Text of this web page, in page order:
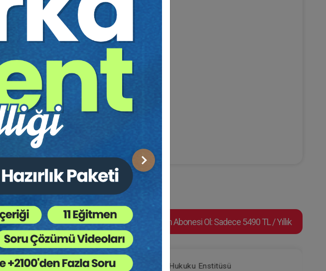
Sonraki
Denetim Yoluyla Korunması
Tüketiciye Yönelik Sorumluluğu
Video Eğitim Abonesi Ol: Sadece 5490 TL / Yıllık
Tüketici Hukuku Enstitüsü